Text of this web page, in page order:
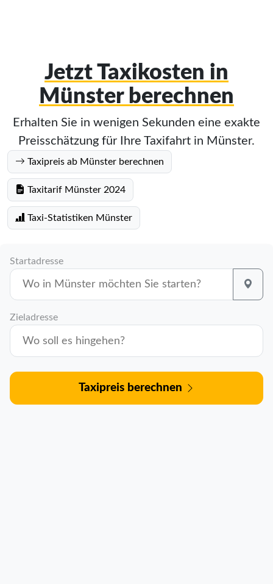
Jetzt Taxikosten in
Münster berechnen
Erhalten Sie in wenigen Sekunden eine exakte
Preisschätzung für Ihre Taxifahrt in Münster.
Taxipreis ab Münster berechnen
Taxitarif Münster 2024
Taxi-Statistiken Münster
Startadresse
Zieladresse
Taxipreis berechnen